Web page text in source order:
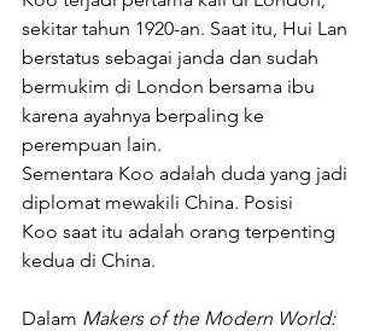
sekitar tahun 1920-an. Saat itu, Hui Lan
berstatus sebagai janda dan sudah
bermukim di London bersama ibu
karena ayahnya berpaling ke
perempuan lain.
Sementara Koo adalah duda yang jadi
diplomat mewakili China. Posisi
Koo saat itu adalah orang terpenting
kedua di China.
Dalam Makers of the Modern World: